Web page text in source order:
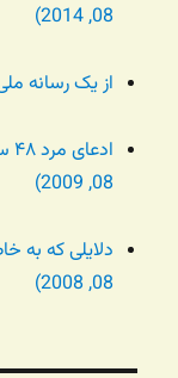
08, 2014)
از یک رسانه ملی
08, 2009)
دلایلی که به
08, 2008)